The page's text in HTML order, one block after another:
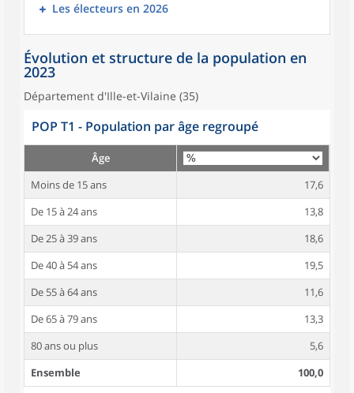
Les électeurs en 2026
Évolution et structure de la population en
2023
Département d'Ille-et-Vilaine (35)
POP T1 - Population par âge regroupé
Âge
Moins de 15 ans
17,6
De 15 à 24 ans
13,8
De 25 à 39 ans
18,6
De 40 à 54 ans
19,5
De 55 à 64 ans
11,6
De 65 à 79 ans
13,3
80 ans ou plus
5,6
Ensemble
100,0